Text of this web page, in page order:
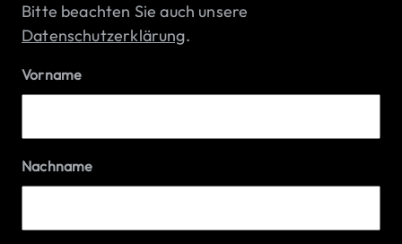
Bitte beachten Sie auch unsere
Datenschutzerklärung.
Vorname
Nachname